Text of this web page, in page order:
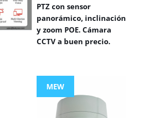
PTZ con sensor
panorámico, inclinación
y zoom POE. Cámara
CCTV a buen precio.
MEW